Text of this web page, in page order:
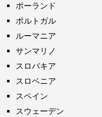
ポーランド
ポルトガル
ルーマニア
サンマリノ
スロバキア
スロベニア
スペイン
スウェーデン